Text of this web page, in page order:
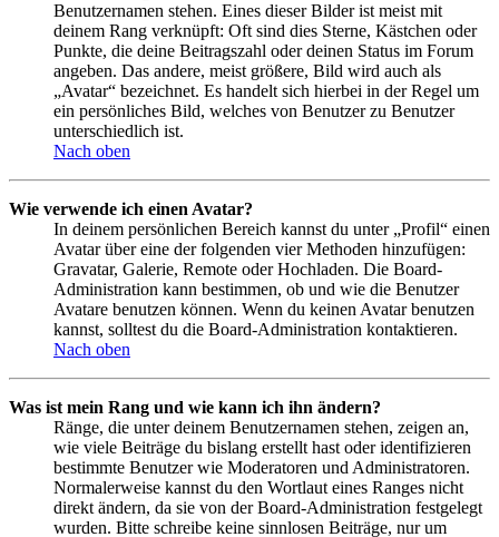
Benutzernamen stehen. Eines dieser Bilder ist meist mit
deinem Rang verknüpft: Oft sind dies Sterne, Kästchen oder
Punkte, die deine Beitragszahl oder deinen Status im Forum
angeben. Das andere, meist größere, Bild wird auch als
„Avatar“ bezeichnet. Es handelt sich hierbei in der Regel um
ein persönliches Bild, welches von Benutzer zu Benutzer
unterschiedlich ist.
Nach oben
Wie verwende ich einen Avatar?
In deinem persönlichen Bereich kannst du unter „Profil“ einen
Avatar über eine der folgenden vier Methoden hinzufügen:
Gravatar, Galerie, Remote oder Hochladen. Die Board-
Administration kann bestimmen, ob und wie die Benutzer
Avatare benutzen können. Wenn du keinen Avatar benutzen
kannst, solltest du die Board-Administration kontaktieren.
Nach oben
Was ist mein Rang und wie kann ich ihn ändern?
Ränge, die unter deinem Benutzernamen stehen, zeigen an,
wie viele Beiträge du bislang erstellt hast oder identifizieren
bestimmte Benutzer wie Moderatoren und Administratoren.
Normalerweise kannst du den Wortlaut eines Ranges nicht
direkt ändern, da sie von der Board-Administration festgelegt
wurden. Bitte schreibe keine sinnlosen Beiträge, nur um